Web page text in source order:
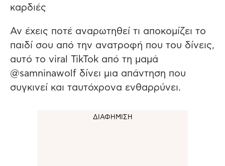
καρδιές
Αν έχεις ποτέ αναρωτηθεί τι αποκομίζει το
παιδί σου από την ανατροφή που του δίνεις,
αυτό το viral TikTok από τη μαμά
@samninawolf δίνει μια απάντηση που
συγκινεί και ταυτόχρονα ενθαρρύνει.